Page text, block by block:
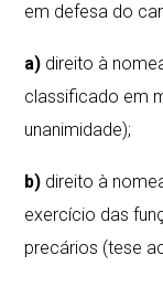
em defesa do
a) direito à
classificado em
unanimidade);
b) direito à
exercício das
precários (tese